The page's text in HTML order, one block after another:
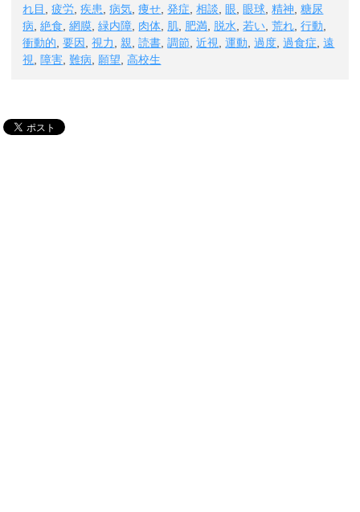
れ目 ,疲労,疾患,病気,痩せ,発症,相談, 眼, 眼球,精神,糖尿
病,絶食,網膜,緑内障, 肉体, 肌, 肥満, 脱水,若い,荒れ,行動,
衝動的,要因,視力,親,読書,調節,近視,運動,過度,過食症,遠
視, 障害,難病,願望,高校生